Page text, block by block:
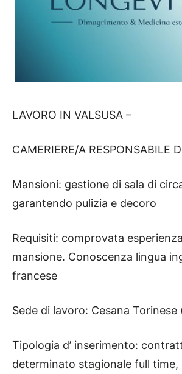
LAVORO IN VALSUSA –
CAMERIERE/A RESPONSABILE
Mansioni: gestione di sala di
garantendo pulizia e decoro
Requisiti: comprovata
mansione. Conoscenza lingua
francese
Sede di lavoro: Cesana Torinese
Tipologia d’ inserimento:
determinato stagionale full time,